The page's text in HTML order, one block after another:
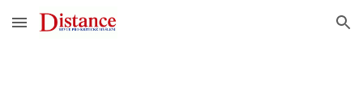
Skip to main content Skip to navigation